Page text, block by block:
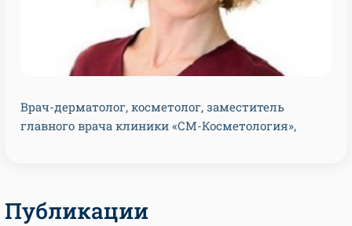
Врач-дерматолог, косметолог, заместитель
главного врача клиники «СМ-Косметология»,
Публикации